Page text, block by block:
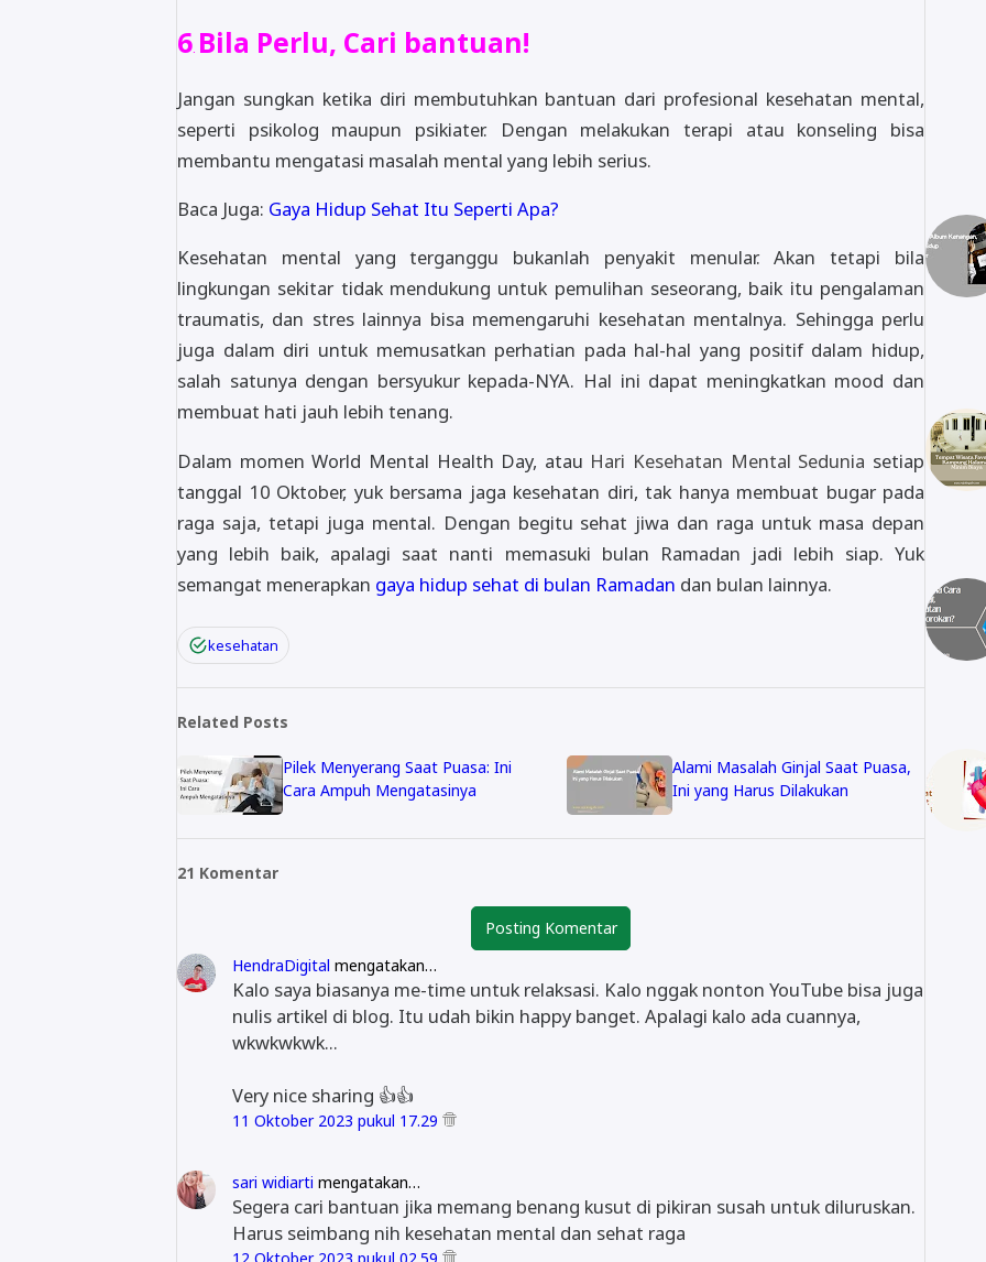
6. Bila Perlu, Cari bantuan!
Jangan sungkan ketika diri membutuhkan bantuan dari profesional kesehatan mental,
seperti psikolog maupun psikiater. Dengan melakukan terapi atau konseling bisa
membantu mengatasi masalah mental yang lebih serius.
Baca Juga: Gaya Hidup Sehat Itu Seperti Apa?
Kesehatan mental yang terganggu bukanlah penyakit menular. Akan tetapi bila
lingkungan sekitar tidak mendukung untuk pemulihan seseorang, baik itu pengalaman
traumatis, dan stres lainnya bisa memengaruhi kesehatan mentalnya. Sehingga perlu
juga dalam diri untuk memusatkan perhatian pada hal-hal yang positif dalam hidup,
salah satunya dengan bersyukur kepada-NYA. Hal ini dapat meningkatkan mood dan
membuat hati jauh lebih tenang.
Dalam momen World Mental Health Day, atau Hari Kesehatan Mental Sedunia setiap
tanggal 10 Oktober, yuk bersama jaga kesehatan diri, tak hanya membuat bugar pada
raga saja, tetapi juga mental. Dengan begitu sehat jiwa dan raga untuk masa depan
yang lebih baik, apalagi saat nanti memasuki bulan Ramadan jadi lebih siap. Yuk
semangat menerapkan gaya hidup sehat di bulan Ramadan dan bulan lainnya.
kesehatan
Related Posts
Pilek Menyerang Saat Puasa: Ini
Cara Ampuh Mengatasinya
Alami Masalah Ginjal Saat Puasa,
Ini yang Harus Dilakukan
21 Komentar
Posting Komentar
HendraDigital mengatakan…
Kalo saya biasanya me-time untuk relaksasi. Kalo nggak nonton YouTube bisa juga
nulis artikel di blog. Itu udah bikin happy banget. Apalagi kalo ada cuannya,
wkwkwkwk...
Very nice sharing 👍👍
11 Oktober 2023 pukul 17.29
sari widiarti mengatakan…
Segera cari bantuan jika memang benang kusut di pikiran susah untuk diluruskan.
Harus seimbang nih kesehatan mental dan sehat raga